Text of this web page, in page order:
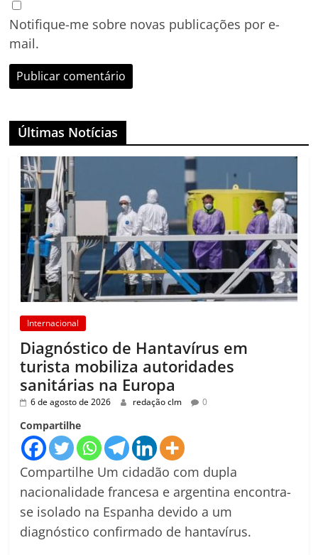
Notifique-me sobre novas publicações por e-
mail.
Últimas Notícias
Internacional
Diagnóstico de Hantavírus em
turista mobiliza autoridades
sanitárias na Europa
6 de agosto de 2026 redação clm 0
Compartilhe
Compartilhe Um cidadão com dupla
nacionalidade francesa e argentina encontra-
se isolado na Espanha devido a um
diagnóstico confirmado de hantavírus.